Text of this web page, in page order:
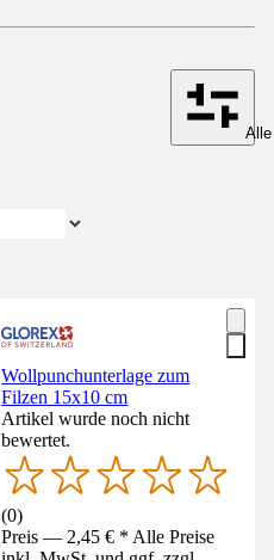
Wollpunchunterlage zum
Filzen 15x10 cm
Artikel wurde noch nicht
bewertet.
(0)
Preis — 2,45 € * Alle Preise